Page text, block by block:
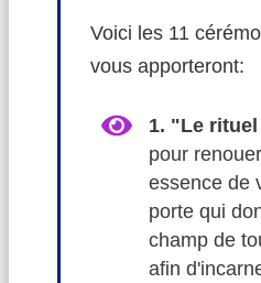
Voici les 11
vous apporteront:
1. "Le
pour
essence de
porte qui
champ de
afin